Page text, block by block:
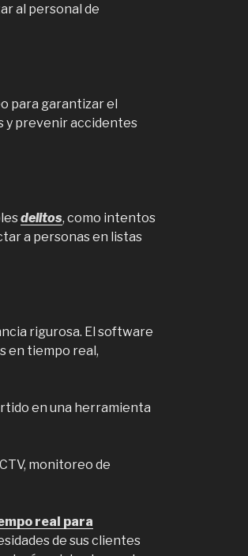
al personal de
para garantizar el
y prevenir accidentes
delitos, como intentos
a personas en listas
rigurosa. El software
en tiempo real,
en una herramienta
monitoreo de
real para
de sus clientes